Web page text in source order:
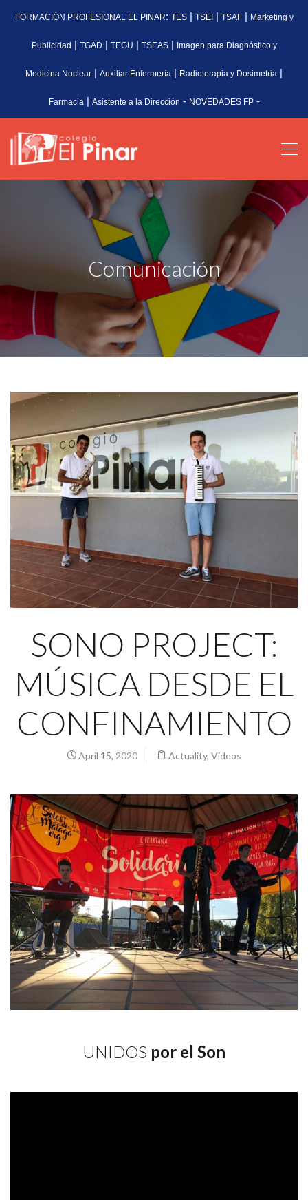
FORMACIÓN PROFESIONAL EL PINAR: TES| TSEI| TSAF| Marketing y
Publicidad | TGAD | TEGU | TSEAS| Imagen para Diagnóstico y
Medicina Nuclear | Auxiliar Enfermería | Radioterapia y Dosimetria |
Farmacia | Asistente a la Dirección - NOVEDADES FP-
Comunicación
SONO PROJECT:
MÚSICA DESDE EL
CONFINAMIENTO
April 15, 2020 Actuality, Vídeos
UNIDOS por el Son